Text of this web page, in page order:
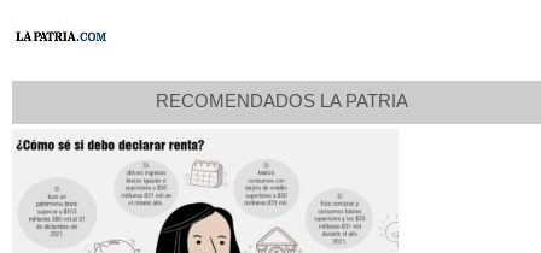
RECOMENDADOS LA PATRIA